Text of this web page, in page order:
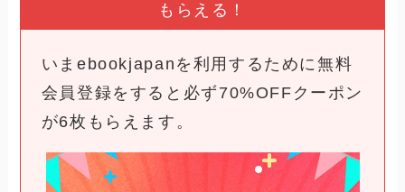
もらえる！
いまebookjapanを利用するために無料
会員登録をすると必ず70%OFFクーポン
が6枚もらえます。